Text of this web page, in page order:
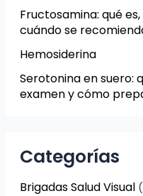
Fructosamina: qué
cuándo se
Hemosiderina
Serotonina en suero:
examen y cómo
Categorías
Brigadas Salud Visual